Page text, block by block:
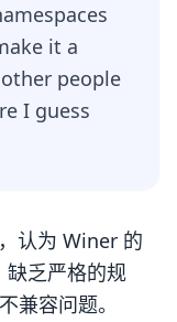
it a
people
I guess
认为 Winer 的
缺乏严格的规
兼容问题。